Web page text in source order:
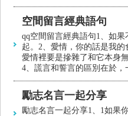
空間留言經典語句
qq空間留言經典語句1、如
起。2、愛情，你的話是我的
愛情裡要是摻雜了和它本身
4、謊言和誓言的區別在於，
勵志名言一起分享
勵志名言一起分享1、1如果